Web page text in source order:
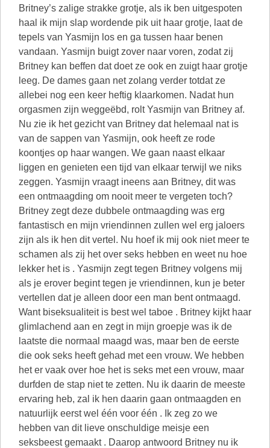
Britney’s zalige strakke grotje, als ik ben uitgespoten
haal ik mijn slap wordende pik uit haar grotje, laat de
tepels van Yasmijn los en ga tussen haar benen
vandaan. Yasmijn buigt zover naar voren, zodat zij
Britney kan beffen dat doet ze ook en zuigt haar grotje
leeg. De dames gaan net zolang verder totdat ze
allebei nog een keer heftig klaarkomen. Nadat hun
orgasmen zijn weggeëbd, rolt Yasmijn van Britney af.
Nu zie ik het gezicht van Britney dat helemaal nat is
van de sappen van Yasmijn, ook heeft ze rode
koontjes op haar wangen. We gaan naast elkaar
liggen en genieten een tijd van elkaar terwijl we niks
zeggen. Yasmijn vraagt ineens aan Britney, dit was
een ontmaagding om nooit meer te vergeten toch?
Britney zegt deze dubbele ontmaagding was erg
fantastisch en mijn vriendinnen zullen wel erg jaloers
zijn als ik hen dit vertel. Nu hoef ik mij ook niet meer te
schamen als zij het over seks hebben en weet nu hoe
lekker het is . Yasmijn zegt tegen Britney volgens mij
als je erover begint tegen je vriendinnen, kun je beter
vertellen dat je alleen door een man bent ontmaagd.
Want biseksualiteit is best wel taboe . Britney kijkt haar
glimlachend aan en zegt in mijn groepje was ik de
laatste die normaal maagd was, maar ben de eerste
die ook seks heeft gehad met een vrouw. We hebben
het er vaak over hoe het is seks met een vrouw, maar
durfden de stap niet te zetten. Nu ik daarin de meeste
ervaring heb, zal ik hen daarin gaan ontmaagden en
natuurlijk eerst wel één voor één . Ik zeg zo we
hebben van dit lieve onschuldige meisje een
seksbeest gemaakt . Daarop antwoord Britney nu ik